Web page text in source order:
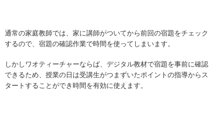
通常の家庭教師では、家に講師がついてから前回の宿題をチェック
するので、宿題の確認作業で時間を使ってしまいます。
しかしワオティーチャーならば、デジタル教材で宿題を事前に確認
できるため、授業の日は受講生がつまずいたポイントの指導からス
タートすることができ時間を有効に使えます。